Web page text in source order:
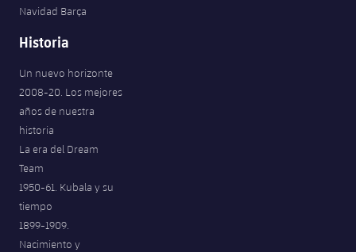
Navidad Barça
Historia
Un nuevo horizonte
2008-20. Los mejores
años de nuestra
historia
La era del Dream
Team
1950-61. Kubala y su
tiempo
1899-1909.
Nacimiento y